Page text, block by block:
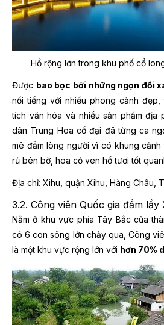
Hồ rộng lớn trong khu phố cổ
Được bao bọc bởi những ngọn đồi
nổi tiếng với nhiều phong cảnh
tích văn hóa và nhiều sản phẩm địa
dân Trung Hoa cổ đại đã từng ca
mê đắm lòng người vì có khung cảnh
rủ bên bờ, hoa cỏ ven hồ tươi tốt
Địa chỉ: Xihu, quận Xihu, Hàng Châu,
3.2. Công viên Quốc gia đầm lầy
Nằm ở khu vực phía Tây Bắc của
có 6 con sông lớn chảy qua, Công
là một khu vực rộng lớn với hơn 70%